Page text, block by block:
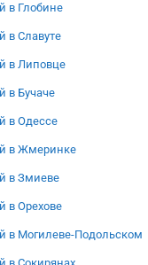
в Глобине
в Славуте
в Липовце
в Бучаче
в Одессе
в Жмеринке
в Змиеве
в Орехове
в Могилеве-Подольском
в Сокирянах